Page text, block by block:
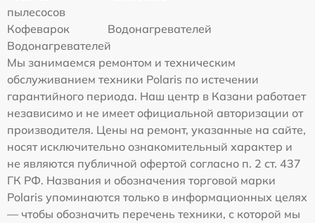
пылесосов
Кофеварок
Водонагревателей
Водонагревателей
Мы занимаемся ремонтом и техническим
обслуживанием техники Polaris по истечении
гарантийного периода. Наш центр в Казани работает
независимо и не имеет официальной авторизации от
производителя. Цены на ремонт, указанные на сайте,
носят исключительно ознакомительный характер и
не являются публичной офертой согласно п. 2 ст. 437
ГК РФ. Названия и обозначения торговой марки
Polaris упоминаются только в информационных целях
— чтобы обозначить перечень техники, с которой мы